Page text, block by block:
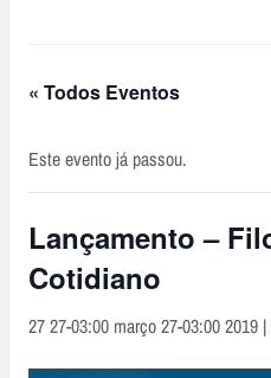
« Todos Eventos
Este evento já passou.
Lançamento –
Cotidiano
27 27-03:00 março 27-03:00 2019